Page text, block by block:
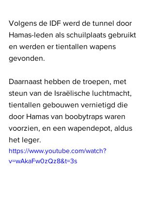
Volgens de IDF werd de tunnel door
Hamas-leden als schuilplaats gebruikt
en werden er tientallen wapens
gevonden.
Daarnaast hebben de troepen, met
steun van de Israëlische luchtmacht,
tientallen gebouwen vernietigd die
door Hamas van boobytraps waren
voorzien, en een wapendepot, aldus
het leger.
https://www.youtube.com/watch?
v=wAkaFw0zQz8&t=3s